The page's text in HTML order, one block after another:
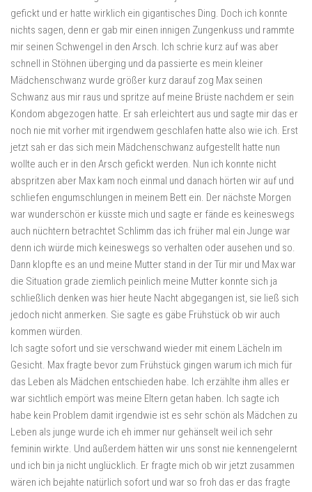
gefickt und er hatte wirklich ein gigantisches Ding. Doch ich konnte
nichts sagen, denn er gab mir einen innigen Zungenkuss und rammte
mir seinen Schwengel in den Arsch. Ich schrie kurz auf was aber
schnell in Stöhnen überging und da passierte es mein kleiner
Mädchenschwanz wurde größer kurz darauf zog Max seinen
Schwanz aus mir raus und spritze auf meine Brüste nachdem er sein
Kondom abgezogen hatte. Er sah erleichtert aus und sagte mir das er
noch nie mit vorher mit irgendwem geschlafen hatte also wie ich. Erst
jetzt sah er das sich mein Mädchenschwanz aufgestellt hatte nun
wollte auch er in den Arsch gefickt werden. Nun ich konnte nicht
abspritzen aber Max kam noch einmal und danach hörten wir auf und
schliefen engumschlungen in meinem Bett ein. Der nächste Morgen
war wunderschön er küsste mich und sagte er fände es keineswegs
auch nüchtern betrachtet Schlimm das ich früher mal ein Junge war
denn ich würde mich keineswegs so verhalten oder ausehen und so.
Dann klopfte es an und meine Mutter stand in der Tür mir und Max war
die Situation grade ziemlich peinlich meine Mutter konnte sich ja
schließlich denken was hier heute Nacht abgegangen ist, sie ließ sich
jedoch nicht anmerken. Sie sagte es gäbe Frühstück ob wir auch
kommen würden.
Ich sagte sofort und sie verschwand wieder mit einem Lächeln im
Gesicht. Max fragte bevor zum Frühstück gingen warum ich mich für
das Leben als Mädchen entschieden habe. Ich erzählte ihm alles er
war sichtlich empört was meine Eltern getan haben. Ich sagte ich
habe kein Problem damit irgendwie ist es sehr schön als Mädchen zu
Leben als junge wurde ich eh immer nur gehänselt weil ich sehr
feminin wirkte. Und außerdem hätten wir uns sonst nie kennengelernt
und ich bin ja nicht unglücklich. Er fragte mich ob wir jetzt zusammen
wären ich bejahte natürlich sofort und war so froh das er das fragte